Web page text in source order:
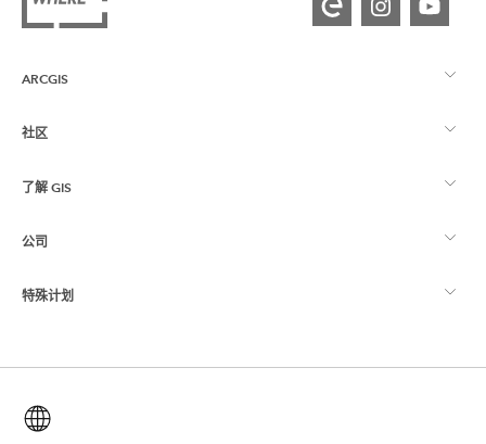
ARCGIS
ArcGIS 概览
制图
社区
Esri 社区
ArcGIS 博客
Esri 年轻专家关系网
了解 GIS
什么是 GIS？
位置智能
培训
ArcUser
公司
关于 Esri
招贤纳士
特殊计划
ArcGIS for Student Use